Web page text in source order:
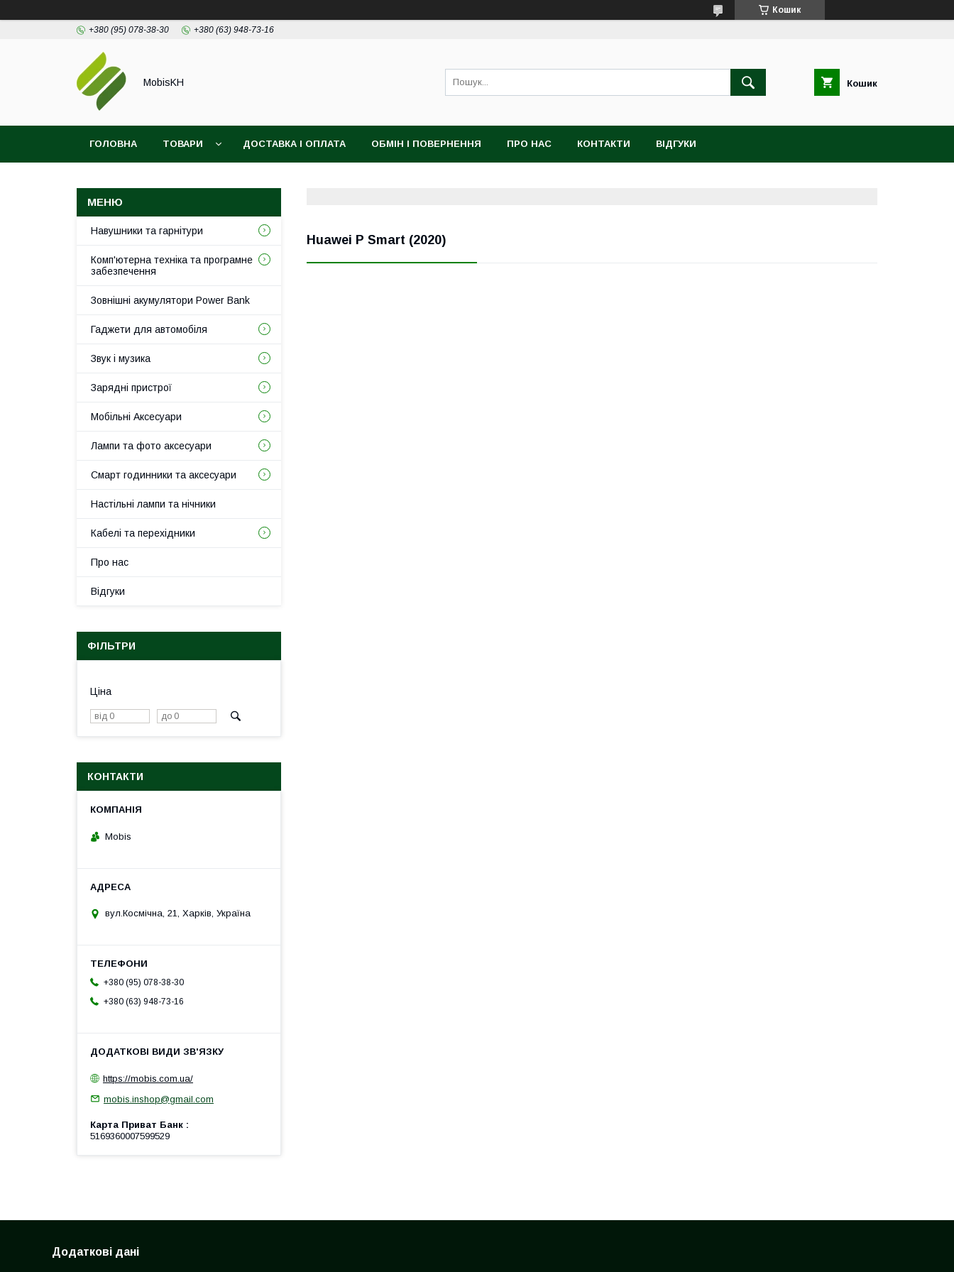
Кошик
+380 (95) 078-38-30 +380 (63) 948-73-16
MobisKH Кошик
ГОЛОВНА ТОВАРИ ДОСТАВКА І ОПЛАТА ОБМІН І ПОВЕРНЕННЯ ПРО НАС КОНТАКТИ ВІДГУКИ
Huawei P Smart (2020)
Навушники та гарнітури
Комп'ютерна техніка та програмне
забезпечення
Зовнішні акумулятори Power Bank
Гаджети для автомобіля
Звук і музика
Зарядні пристрої
Мобільні Аксесуари
Лампи та фото аксесуари
Смарт годинники та аксесуари
Настільні лампи та нічники
Кабелі та перехідники
Про нас
Відгуки
ФІЛЬТРИ
Ціна
КОНТАКТИ
Mobis
вул.Космічна, 21, Харків, Україна
+380 (95) 078-38-30
+380 (63) 948-73-16
https://mobis.com.ua/
mobis.inshop@gmail.com
Карта Приват Банк
5169360007599529
Додаткові дані